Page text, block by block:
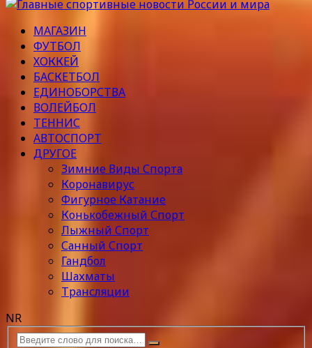
МАГАЗИН
ФУТБОЛ
ХОККЕЙ
БАСКЕТБОЛ
ЕДИНОБОРСТВА
ВОЛЕЙБОЛ
ТЕННИС
АВТОСПОРТ
ДРУГОЕ
Зимние Виды Спорта
Коронавирус
Фигурное Катание
Конькобежный Спорт
Лыжный Спорт
Санный Спорт
Гандбол
Шахматы
Трансляции
NR